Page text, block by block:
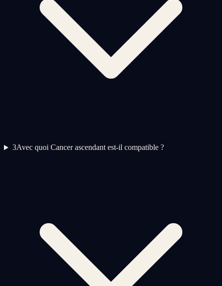
3Avec quoi Cancer ascendant est-il compatible ?